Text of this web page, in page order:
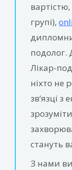
групі),
подолог.
Лікар-
ніхто не
зв’язці
стануть
З нами